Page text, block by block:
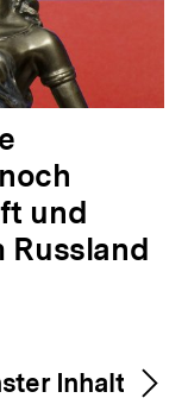
und
Russland
Inhalt